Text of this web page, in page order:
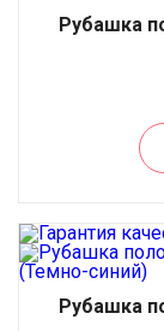
Рубашка
Рубашка